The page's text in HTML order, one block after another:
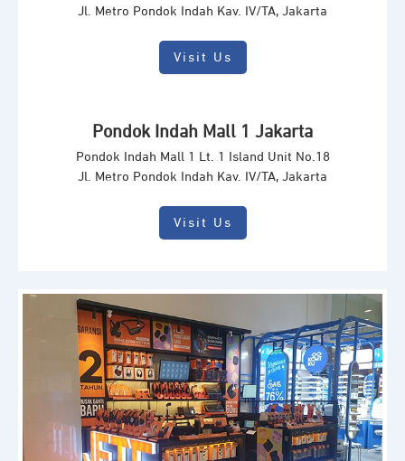
Jl. Metro Pondok Indah Kav. IV/TA, Jakarta
Visit Us
Pondok Indah Mall 1 Jakarta
Pondok Indah Mall 1 Lt. 1 Island Unit No.18
Jl. Metro Pondok Indah Kav. IV/TA, Jakarta
Visit Us